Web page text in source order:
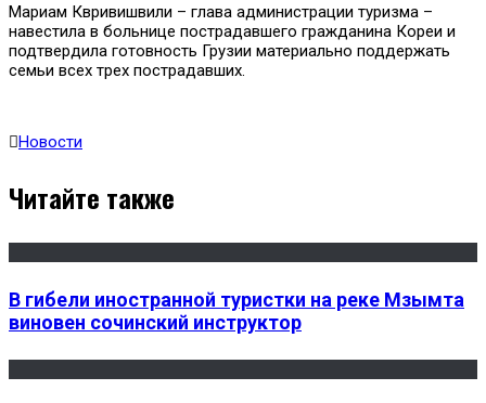
Мариам Квривишвили – глава администрации туризма –
навестила в больнице пострадавшего гражданина Кореи и
подтвердила готовность Грузии материально поддержать
семьи всех трех пострадавших.
Новости
Читайте также
В гибели иностранной туристки на реке Мзымта
виновен сочинский инструктор